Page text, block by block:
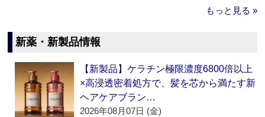
もっと見る »
新薬・新製品情報
【新製品】ケラチン極限濃度6800倍以上
×高浸透密着処方で、髪を芯から満たす新
ヘアケアブラン…
2026年08月07日 (金)